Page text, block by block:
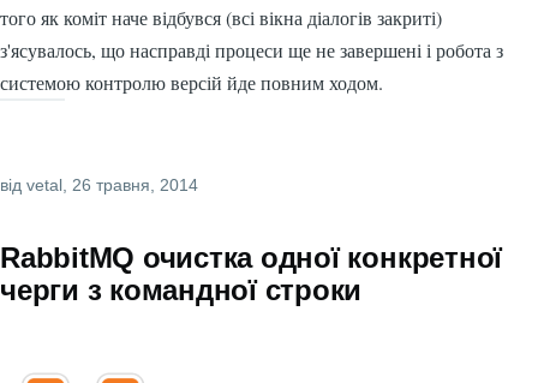
того як коміт наче відбувся (всі вікна діалогів закриті)
з'ясувалось, що насправді процеси ще не завершені і робота з
системою контролю версій йде повним ходом.
від vetal, 26 травня, 2014
RabbitMQ очистка одної конкретної
черги з командної строки